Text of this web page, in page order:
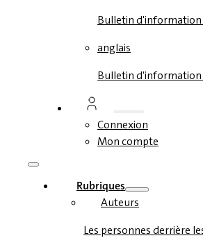
Bulletin
anglais
Bulletin d'information
Connexion
Mon compte
Rubriques
Auteurs
Les personnes derrière